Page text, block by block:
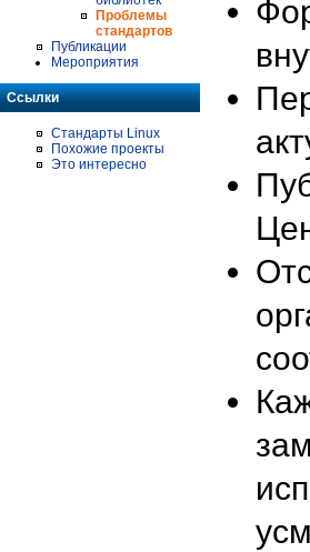
Проблемы
стандартов
Публикации
Мероприятия
Ссылки
Стандарты Linux
Похожие проекты
Это интересно